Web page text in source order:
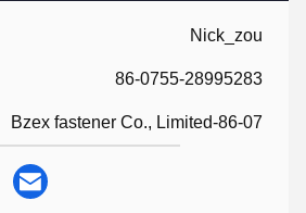
Nick_zou
86-0755-28995283
Bzex fastener Co., Limited-86-07